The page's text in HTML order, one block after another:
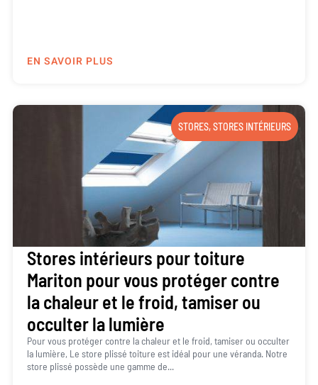
EN SAVOIR PLUS
STORES,STORES INTÉRIEURS
Stores intérieurs pour toiture
Mariton pour vous protéger contre
la chaleur et le froid, tamiser ou
occulter la lumière
Pour vous protéger contre la chaleur et le froid, tamiser ou occulter
la lumière, Le store plissé toiture est idéal pour une véranda. Notre
store plissé possède une gamme de...